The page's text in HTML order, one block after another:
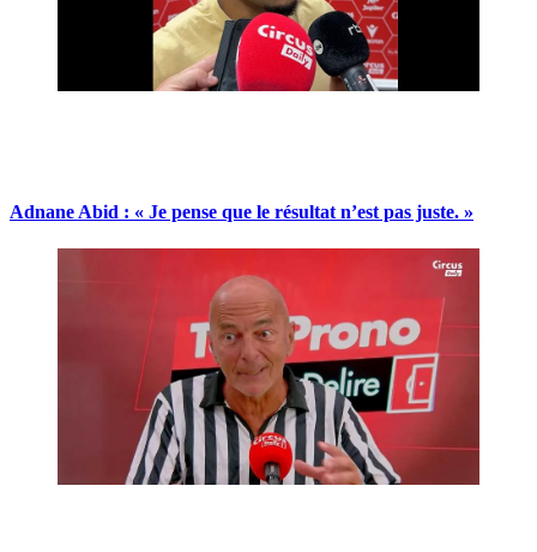
Adnane Abid : « Je pense que le résultat n’est pas juste. »